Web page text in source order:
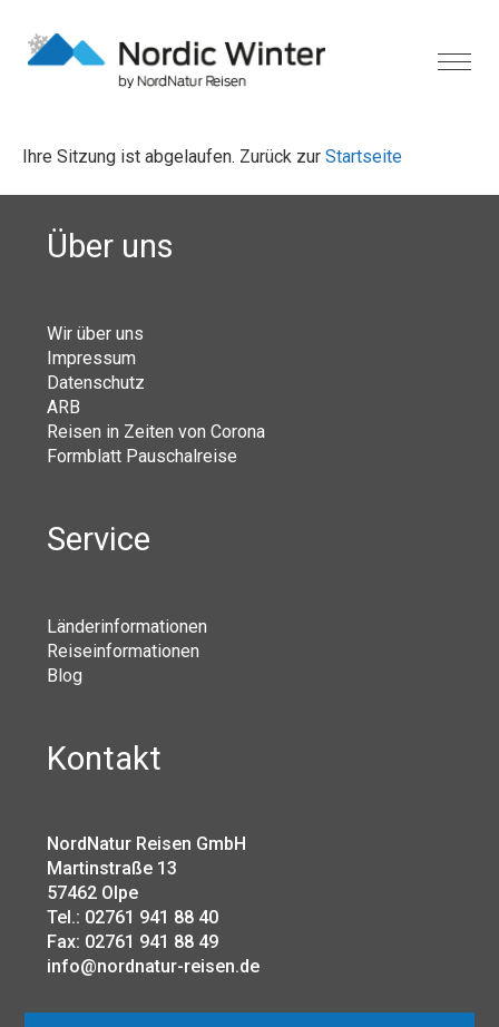
Ihre Sitzung ist abgelaufen. Zurück zur Startseite
Über uns
Wir über uns
Impressum
Datenschutz
ARB
Reisen in Zeiten von Corona
Formblatt Pauschalreise
Service
Länderinformationen
Reiseinformationen
Blog
Kontakt
NordNatur Reisen GmbH
Martinstraße 13
57462 Olpe
Tel.: 02761 941 88 40
Fax: 02761 941 88 49
info@nordnatur-reisen.de